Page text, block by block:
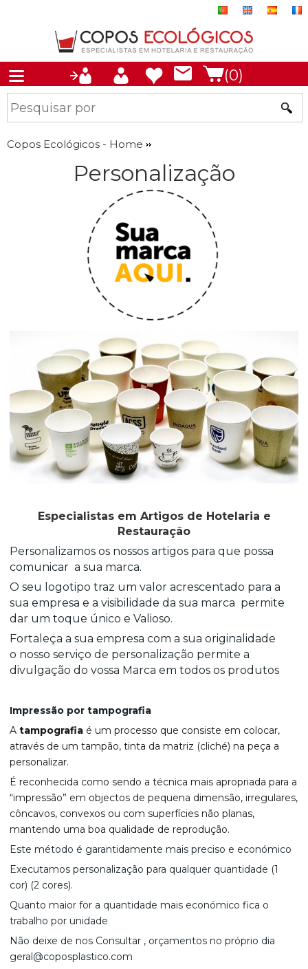
(0)
Copos Ecológicos - Home
Personalização
Especialistas em Artigos de Hotelaria e
Restauração
Personalizamos os nossos artigos para que possa
comunicar a sua marca.
O seu logotipo traz um valor acrescentado para a
sua empresa e a visibilidade da sua marca permite
dar um toque único e Valioso.
Fortaleça a sua empresa com a sua originalidade
o nosso serviço de personalização permite a
divulgação do vossa Marca em todos os produtos
Impressão por tampografia
A tampografia é um processo que consiste em colocar,
através de um tampão, tinta da matriz (cliché) na peça a
personalizar.
É reconhecida como sendo a técnica mais apropriada para a
“impressão” em objectos de pequena dimensão, irregulares,
côncavos, convexos ou com superfícies não planas,
mantendo uma boa qualidade de reprodução.
Este método é garantidamente mais preciso e económico
Executamos personalização para qualquer quantidade (1
cor) (2 cores).
Quanto maior for a quantidade mais económico fica o
trabalho por unidade
Não deixe de nos Consultar , orçamentos no próprio dia
geral@coposplastico.com